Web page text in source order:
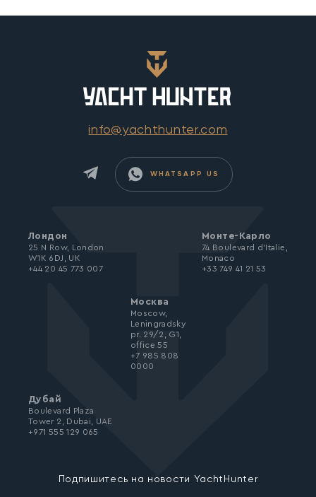
info@yachthunter.com
WHATSAPP US
Подпишитесь на новости YachtHunter
Лондон
25 N Row, London
W1K 6DJ, UK
+44 20 45 773 007
Монте-Карло
74 Boulevard d’Italie,
Monaco
+33 749 41 21 53
Москва
Moscow,
Leningradsky
pr. 29/2, G1,
office 55
+7 985 808
0000
Дубай
Boulevard Plaza
Tower 2, Dubai, UAE
+971 555 129 065